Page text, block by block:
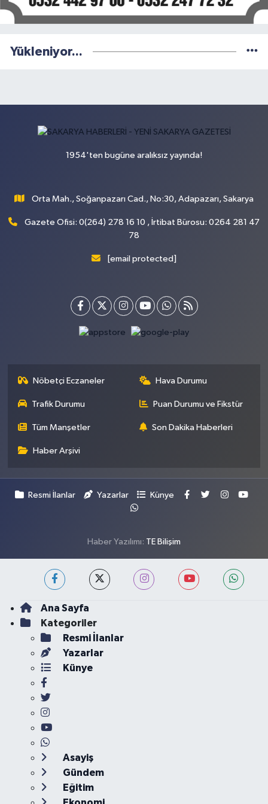
Yükleniyor...
1954'ten bugüne aralıksız yayında!
Orta Mah., Soğanpazarı Cad., No:30, Adapazarı, Sakarya
Gazete Ofisi: 0(264) 278 16 10 , İrtibat Bürosu: 0264 281 47
78
[email protected]
Nöbetçi Eczaneler Hava Durumu
Trafik Durumu Puan Durumu ve Fikstür
Tüm Manşetler Son Dakika Haberleri
Haber Arşivi
Resmi İlanlar Yazarlar Künye
Haber Yazılımı: TE Bilişim
Ana Sayfa
Kategoriler
Resmi İlanlar
Yazarlar
Künye
Asayiş
Gündem
Eğitim